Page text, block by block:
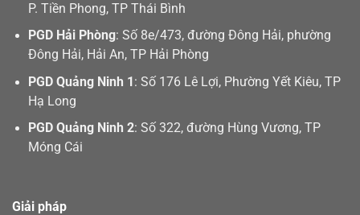
P. Tiền Phong, TP Thái Bình
PGD Hải Phòng: Số 8e/473, đường Đông Hải, phường
Đông Hải, Hải An, TP Hải Phòng
PGD Quảng Ninh 1 : Số 176 Lê Lợi, Phường Yết Kiêu, TP
Hạ Long
PGD Quảng Ninh 2: Số 322, đường Hùng Vương, TP
Móng Cái
Giải pháp